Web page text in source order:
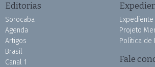
Editorias
Sorocaba
Agenda
Artigos
Brasil
Canal 1
Expediente
Projeto
Política de
Fale